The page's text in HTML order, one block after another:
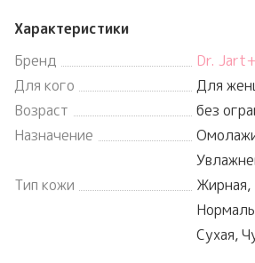
Характеристики
Бренд
Dr. Jart+
Для кого
Для
Возраст
без
Назначение
Тип кожи
Жирная,
Сухая,